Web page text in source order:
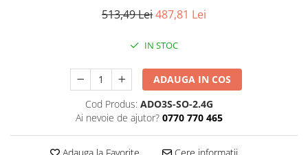
Becuri LED cu filament
Uncategorized
Profil banda LED
Iluminat festiv
513,49 Lei487,81 Lei
IN STOC
ADAUGA IN COS
Cod Produs: ADO3S-SO-2.4G
Ai nevoie de ajutor? 0770 770 465